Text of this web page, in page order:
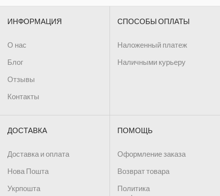
ИНФОРМАЦИЯ
О нас
Блог
Отзывы
Контакты
СПОСОБЫ ОПЛАТЫ
Наложенный платеж
Наличными курьеру
ДОСТАВКА
Доставка и оплата
Нова Пошта
Укрпошта
ПОМОЩЬ
Оформление заказа
Возврат товара
Политика